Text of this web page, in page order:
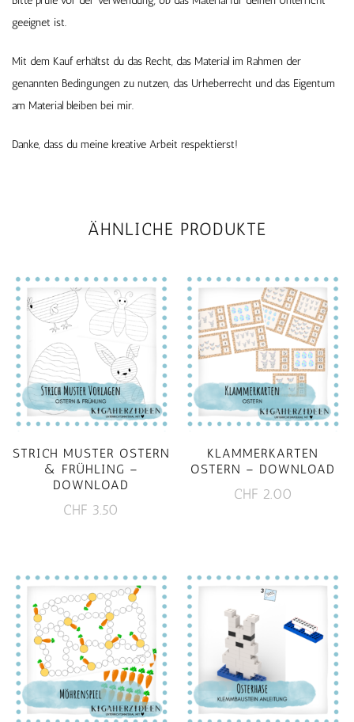
geeignet ist.
Mit dem Kauf erhältst du das Recht, das Material im Rahmen der
genannten Bedingungen zu nutzen, das Urheberrecht und das Eigentum
am Material bleiben bei mir.
Danke, dass du meine kreative Arbeit respektierst!
ÄHNLICHE PRODUKTE
STRICH MUSTER OSTERN
& FRÜHLING –
DOWNLOAD
CHF 3.50
KLAMMERKARTEN
OSTERN – DOWNLOAD
CHF 2.00